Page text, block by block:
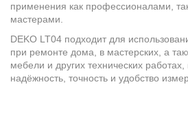
применения как профессионалами,
мастерами.
DEKO LT04 подходит для
при ремонте дома, в мастерских, а
мебели и других технических работах,
надёжность, точность и удобство